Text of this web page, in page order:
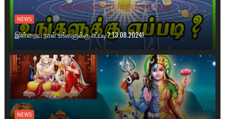
NEWS
இன்றைய நாள் உங்களுக்கு எப்படி? 13.08.2024!
NEWS